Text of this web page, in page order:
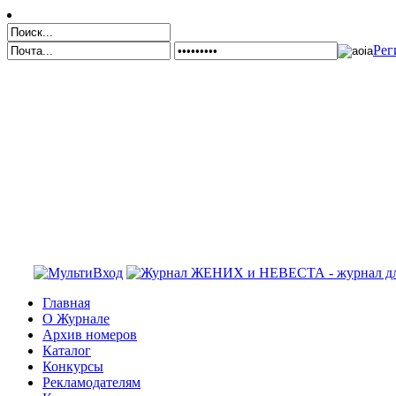
Главная
О Журнале
Архив номеров
Каталог
Конкурсы
Рекламодателям